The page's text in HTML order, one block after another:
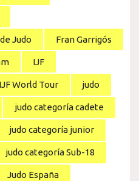
Judo Fran Garrigós
IJF
IJF World Tour judo
judo categoría cadete
judo categoría junior
judo categoría Sub-18
Judo España